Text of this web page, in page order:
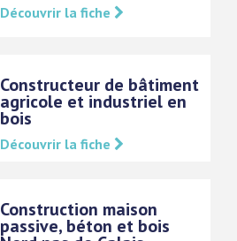
Découvrir la fiche
Constructeur de bâtiment
agricole et industriel en
bois
Découvrir la fiche
Construction maison
passive, béton et bois